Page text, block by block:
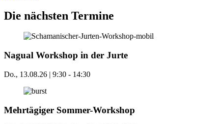
Die nächsten Termine
Nagual Workshop in der Jurte
Do., 13.08.26 | 9:30 - 14:30
Mehrtägiger Sommer-Workshop